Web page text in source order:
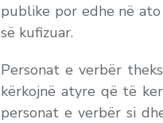
publike por edhe në
së kufizuar.
Personat e verbër
kërkojnë atyre që të
personat e verbër si